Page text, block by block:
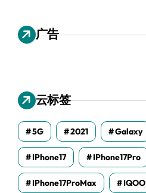
广告
云标签
5G 2021 Galaxy
IPhone17 IPhone17Pro
IPhone17ProMax IQOO